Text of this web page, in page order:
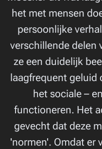
het met mensen
persoonlijke
verschillende delen
ze een duidelijk
laagfrequent geluid
het sociale –
functioneren. Het
gevecht dat deze
'normen'. Omdat er